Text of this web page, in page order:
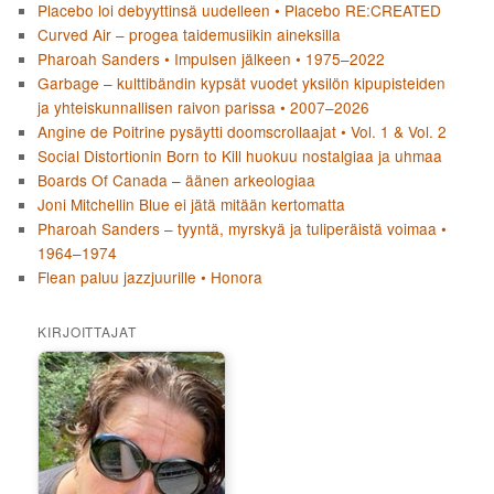
Placebo loi debyyttinsä uudelleen • Placebo RE:CREATED
Curved Air – progea taidemusiikin aineksilla
Pharoah Sanders • Impulsen jälkeen • 1975–2022
Garbage – kulttibändin kypsät vuodet yksilön kipupisteiden
ja yhteiskunnallisen raivon parissa • 2007–2026
Angine de Poitrine pysäytti doomscrollaajat • Vol. 1 & Vol. 2
Social Distortionin Born to Kill huokuu nostalgiaa ja uhmaa
Boards Of Canada – äänen arkeologiaa
Joni Mitchellin Blue ei jätä mitään kertomatta
Pharoah Sanders – tyyntä, myrskyä ja tuliperäistä voimaa •
1964–1974
Flean paluu jazzjuurille • Honora
KIRJOITTAJAT